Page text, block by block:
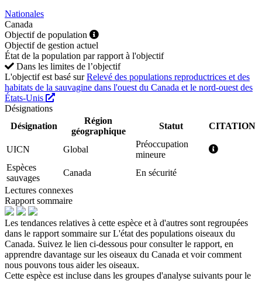
Nationales
Canada
Objectif de population
Objectif de gestion actuel
État de la population par rapport à l'objectif
Dans les limites de l’objectif
L'objectif est basé sur Relevé des populations reproductrices et des
habitats de la sauvagine dans l'ouest du Canada et le nord-ouest des
États-Unis
Désignations
Désignation
Région
géographique
Statut CITATION
UICN Global
Préoccupation
mineure
Espèces
sauvages
Canada
En sécurité
Lectures connexes
Rapport sommaire
Les tendances relatives à cette espèce et à d'autres sont regroupées
dans le rapport sommaire sur L'état des populations oiseaux du
Canada. Suivez le lien ci-dessous pour consulter le rapport, en
apprendre davantage sur les oiseaux du Canada et voir comment
nous pouvons tous aider les oiseaux.
Cette espèce est incluse dans les groupes d'analyse suivants pour le